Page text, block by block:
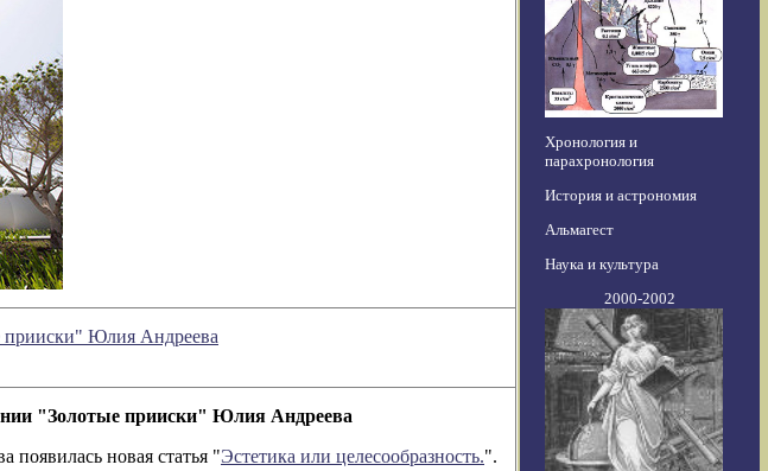
прииски" Юлия Андреева
"Золотые прииски" Юлия Андреева
появилась новая статья "Эстетика или целесообразность.".
Хронология и
парахронология
История и астрономия
Альмагест
Наука и культура
2000-2002